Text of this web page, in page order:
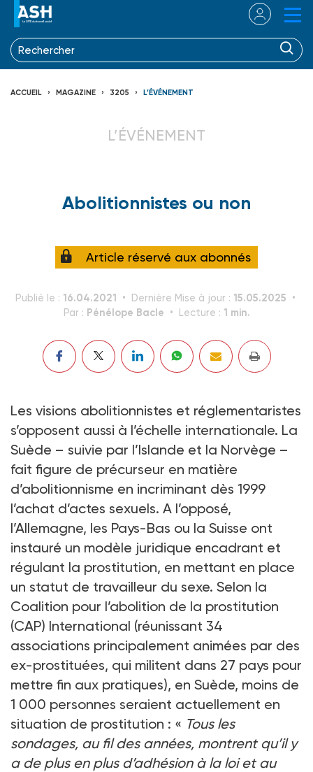
ACCUEIL MAGAZINE 3205 L’ÉVÉNEMENT
L’ÉVÉNEMENT
Abolitionnistes ou non
Article réservé aux abonnés
Publié le : 16.04.2021 Dernière Mise à jour : 15.05.2025
Par : Pénélope Bacle Lecture : 1 min.
Les visions abolitionnistes et réglementaristes
s’opposent aussi à l’échelle internationale. La
Suède – suivie par l’Islande et la Norvège –
fait figure de précurseur en matière
d’abolitionnisme en incriminant dès 1999
l’achat d’actes sexuels. A l’opposé,
l’Allemagne, les Pays-Bas ou la Suisse ont
instauré un modèle juridique encadrant et
régulant la prostitution, en mettant en place
un statut de travailleur du sexe. Selon la
Coalition pour l’abolition de la prostitution
(CAP) International (réunissant 34
associations principalement animées par des
ex-prostituées, qui militent dans 27 pays pour
mettre fin aux pratiques), en Suède, moins de
1 000 personnes seraient actuellement en
situation de prostitution : « Tous les
sondages, au fil des années, montrent qu’il y
a de plus en plus d’adhésion à la loi et au